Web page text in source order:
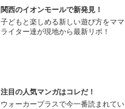
関西のイオンモールで新発見！
子どもと楽しめる新しい遊び方をママ
ライター達が現地から最新リポ！
注目の人気マンガはコレだ！
ウォーカープラスで今一番読まれてい